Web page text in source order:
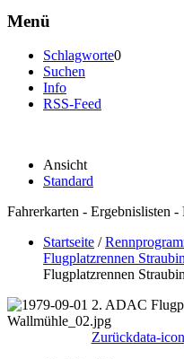
Menü
Schlagworte0
Suchen
Info
RSS-Feed
Ansicht
Standard
Fahrerkarten - Ergebnislisten
Startseite /
Flugplatzrennen
Flugplatzrennen
Zurückdata-